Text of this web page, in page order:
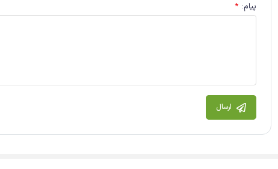
پیام:
*
ارسال